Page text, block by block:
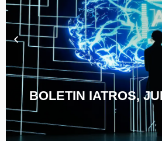
BOLETIN IATROS,